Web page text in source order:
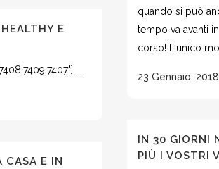
quando si può
tempo va avanti
corso! L'unico
23 Gennaio, 2018
E
...
IN 30 GIORNI
PIÙ I VOSTRI
CASA E IN